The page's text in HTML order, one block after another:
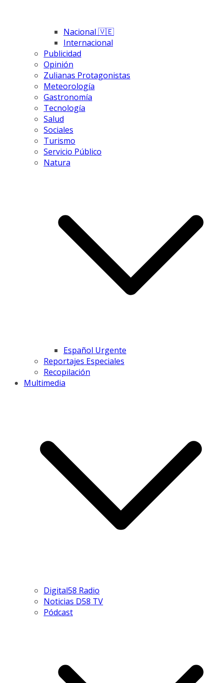
Nacional 🇻🇪
Internacional
Publicidad
Opinión
Zulianas Protagonistas
Meteorología
Gastronomía
Tecnología
Salud
Sociales
Turismo
Servicio Público
Natura
Español Urgente
Reportajes Especiales
Recopilación
Multimedia
Digital58 Radio
Noticias D58 TV
Pódcast